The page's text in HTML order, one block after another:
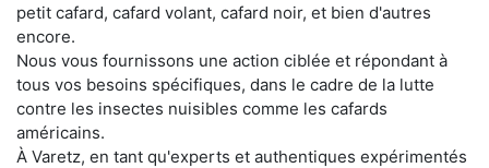
petit cafard, cafard volant, cafard noir, et bien d'autres
encore.
Nous vous fournissons une action ciblée et répondant à
tous vos besoins spécifiques, dans le cadre de la lutte
contre les insectes nuisibles comme les cafards
américains.
À Varetz, en tant qu'experts et authentiques expérimentés